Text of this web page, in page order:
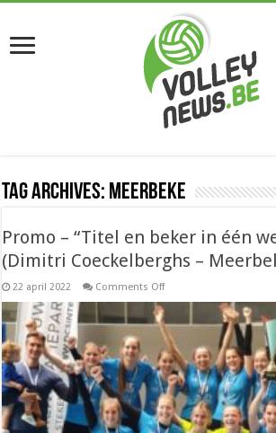
Tag Archives: Meerbeke
Promo – “Titel en beker in één
(Dimitri Coeckelberghs –
22 april 2022 Comments Offon
–
“Titel
en
beker
in
één
weekend”
(Dimitri
Coeckelberghs
–
Meerbeke)